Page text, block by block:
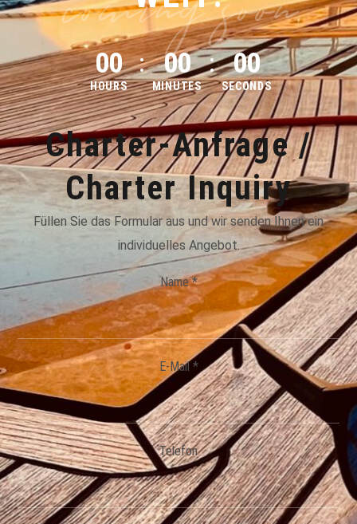
00
HOURS
00
MINUTES
00
SECONDS
Charter-Anfrage /
Charter Inquiry
Füllen Sie das Formular aus und wir senden Ihnen ein
individuelles Angebot.
Name *
E-Mail *
Telefon